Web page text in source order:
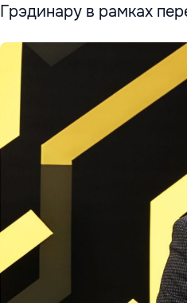
Грэдинару в рамках